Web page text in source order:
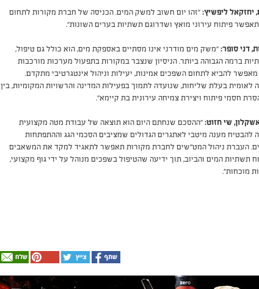
יחזקאל ליפשיץ:"זהו יום חשוב למשק המים. הכניסה של חברת מקורות לתחום
פיתוח עירוני מואץ ושדרוגם תשתיות בערים השונות".
דני סופר:״משק מים מודרני אינו מסתיים באספקת מים, הוא כולל גם טיפול,
ברמה הגבוהה ביותר. הניסיון שנצבר במקורות בתפעול מערכות מורכבות
להביא לתחום השפכים אמינות, יעילות וניהול אינטגרטיבי מתקדם.
לאומית בעלת שליחות, שנועדה לתמוך בפעילות המדינה והרשויות המקומיות, בין
חסמי פיתוח ויצירת צמיחה עירונית בת קיימא״.
שי חזוט:"ההסכם שנחתם היום הוא תוצאה של עבודת מטה מקצועית
להבטיח מענה מיטבי לאתגרים הגדולים שמציבים הסכמי הגג וההתפתחות
העברת ניהול המט"שים לחברת מקורות תאפשר לתאגיד למקד את המשאבים
תשתיות המים והביוב, תוך ידיעה שהטיפול בשפכים מנוהל על ידי גוף מקצועי,
מוכחות".